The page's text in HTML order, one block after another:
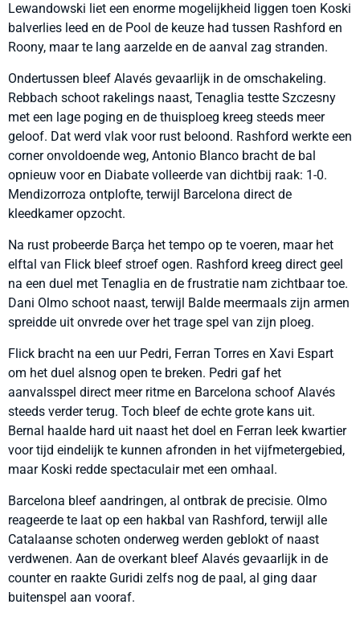
Lewandowski liet een enorme mogelijkheid liggen toen Koski
balverlies leed en de Pool de keuze had tussen Rashford en
Roony, maar te lang aarzelde en de aanval zag stranden.
Ondertussen bleef Alavés gevaarlijk in de omschakeling.
Rebbach schoot rakelings naast, Tenaglia testte Szczesny
met een lage poging en de thuisploeg kreeg steeds meer
geloof. Dat werd vlak voor rust beloond. Rashford werkte een
corner onvoldoende weg, Antonio Blanco bracht de bal
opnieuw voor en Diabate volleerde van dichtbij raak: 1-0.
Mendizorroza ontplofte, terwijl Barcelona direct de
kleedkamer opzocht.
Na rust probeerde Barça het tempo op te voeren, maar het
elftal van Flick bleef stroef ogen. Rashford kreeg direct geel
na een duel met Tenaglia en de frustratie nam zichtbaar toe.
Dani Olmo schoot naast, terwijl Balde meermaals zijn armen
spreidde uit onvrede over het trage spel van zijn ploeg.
Flick bracht na een uur Pedri, Ferran Torres en Xavi Espart
om het duel alsnog open te breken. Pedri gaf het
aanvalsspel direct meer ritme en Barcelona schoof Alavés
steeds verder terug. Toch bleef de echte grote kans uit.
Bernal haalde hard uit naast het doel en Ferran leek kwartier
voor tijd eindelijk te kunnen afronden in het vijfmetergebied,
maar Koski redde spectaculair met een omhaal.
Barcelona bleef aandringen, al ontbrak de precisie. Olmo
reageerde te laat op een hakbal van Rashford, terwijl alle
Catalaanse schoten onderweg werden geblokt of naast
verdwenen. Aan de overkant bleef Alavés gevaarlijk in de
counter en raakte Guridi zelfs nog de paal, al ging daar
buitenspel aan vooraf.